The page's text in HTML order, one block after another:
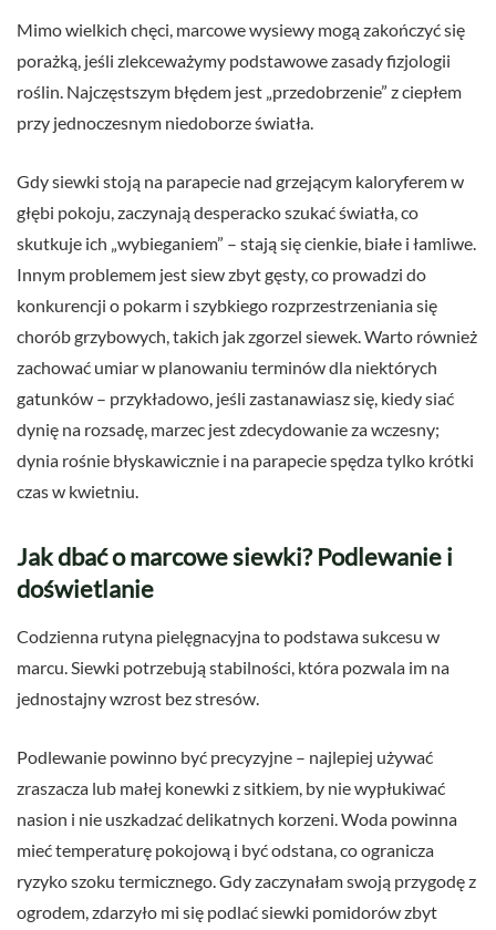
Mimo wielkich chęci, marcowe wysiewy mogą zakończyć się
porażką, jeśli zlekceważymy podstawowe zasady fizjologii
roślin. Najczęstszym błędem jest „przedobrzenie” z ciepłem
przy jednoczesnym niedoborze światła.
Gdy siewki stoją na parapecie nad grzejącym kaloryferem w
głębi pokoju, zaczynają desperacko szukać światła, co
skutkuje ich „wybieganiem” – stają się cienkie, białe i łamliwe.
Innym problemem jest siew zbyt gęsty, co prowadzi do
konkurencji o pokarm i szybkiego rozprzestrzeniania się
chorób grzybowych, takich jak zgorzel siewek. Warto również
zachować umiar w planowaniu terminów dla niektórych
gatunków – przykładowo, jeśli zastanawiasz się, kiedy siać
dynię na rozsadę, marzec jest zdecydowanie za wczesny;
dynia rośnie błyskawicznie i na parapecie spędza tylko krótki
czas w kwietniu.
Jak dbać o marcowe siewki? Podlewanie i
doświetlanie
Codzienna rutyna pielęgnacyjna to podstawa sukcesu w
marcu. Siewki potrzebują stabilności, która pozwala im na
jednostajny wzrost bez stresów.
Podlewanie powinno być precyzyjne – najlepiej używać
zraszacza lub małej konewki z sitkiem, by nie wypłukiwać
nasion i nie uszkadzać delikatnych korzeni. Woda powinna
mieć temperaturę pokojową i być odstana, co ogranicza
ryzyko szoku termicznego. Gdy zaczynałam swoją przygodę z
ogrodem, zdarzyło mi się podlać siewki pomidorów zbyt